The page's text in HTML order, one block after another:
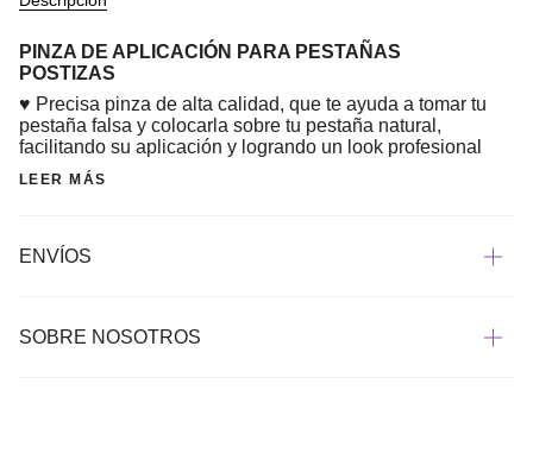
PINZA DE APLICACIÓN PARA PESTAÑAS
POSTIZAS
♥ Precisa pinza de alta calidad, que te ayuda a tomar tu
pestaña falsa y colocarla sobre tu pestaña natural,
facilitando su aplicación y logrando un look profesional
LEER MÁS
ENVÍOS
SOBRE NOSOTROS